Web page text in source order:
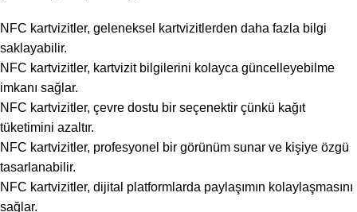
NFC kartvizitler, geleneksel kartvizitlerden daha fazla bilgi
saklayabilir.
NFC kartvizitler, kartvizit bilgilerini kolayca güncelleyebilme
imkanı sağlar.
NFC kartvizitler, çevre dostu bir seçenektir çünkü kağıt
tüketimini azaltır.
NFC kartvizitler, profesyonel bir görünüm sunar ve kişiye özgü
tasarlanabilir.
NFC kartvizitler, dijital platformlarda paylaşımın kolaylaşmasını
sağlar.